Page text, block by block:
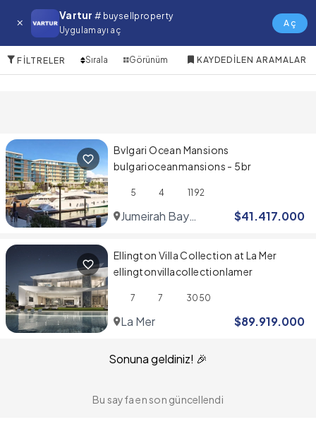
Vartur # buysellproperty
Uygulamayı aç
Aç
jumeirah Villa
FILTRELER Sırala Görünüm KAYDEDILEN ARAMALAR
Bvlgari Ocean Mansions
bulgarioceanmansions - 5br
5 4 1192
Jumeirah Bay
$41.417.000
Ellington Villa Collection at La Mer
ellingtonvillacollectionlamer
7 7 3050
La Mer $89.919.000
Sonuna geldiniz! 🎉
Bu sayfa en son güncellendi